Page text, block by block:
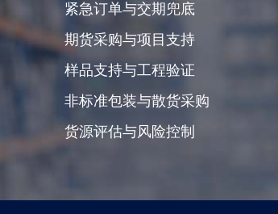
紧急订单与交期兜底
期货采购与项目支持
样品支持与工程验证
非标准包装与散货采购
货源评估与风险控制